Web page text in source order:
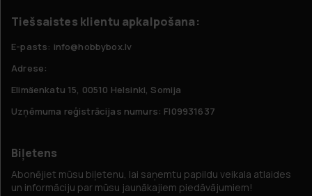
Tiešsaistes klientu apkalpošana:
E-pasts: info@hobbybox.lv
Adrese:
Elimäenkatu 15, 00510 Helsinki, Somija
Uzņēmuma reģistrācijas numurs: FI09931637
Biļetens
Abonējiet mūsu biļetenu, lai saņemtu papildu veikala atlaides
un informāciju par mūsu jaunākajiem piedāvājumiem!